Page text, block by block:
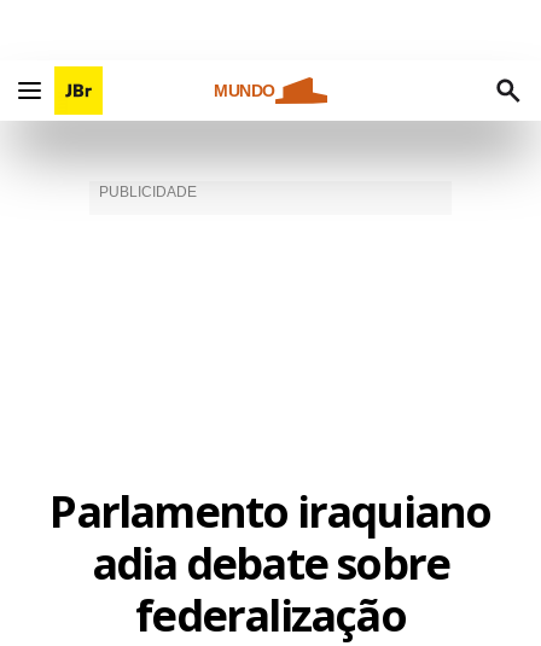
MUNDO
Parlamento iraquiano
adia debate sobre
federalização